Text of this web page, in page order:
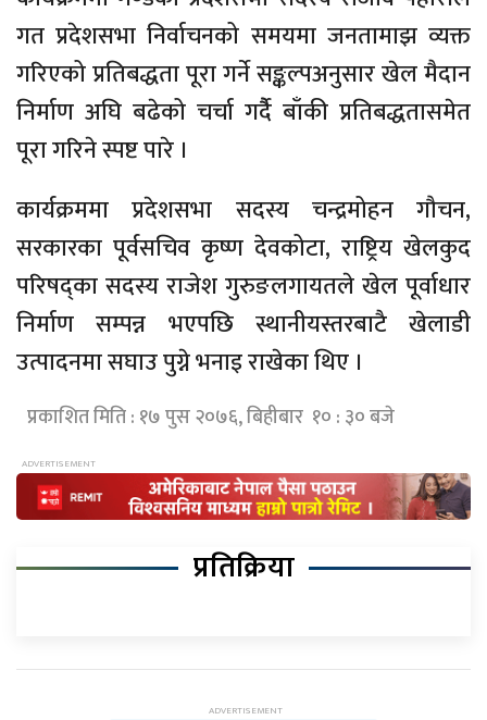
गत प्रदेशसभा निर्वाचनको समयमा जनतामाझ व्यक्त
गरिएको प्रतिबद्धता पूरा गर्ने सङ्कल्पअनुसार खेल मैदान
निर्माण अघि बढेको चर्चा गर्दैै बाँकी प्रतिबद्धतासमेत
पूरा गरिने स्पष्ट पारे ।
कार्यक्रममा प्रदेशसभा सदस्य चन्द्रमोहन गौचन,
सरकारका पूर्वसचिव कृष्ण देवकोटा, राष्ट्रिय खेलकुद
परिषद्का सदस्य राजेश गुरुङलगायतले खेल पूर्वाधार
निर्माण सम्पन्न भएपछि स्थानीयस्तरबाटै खेलाडी
उत्पादनमा सघाउ पुग्ने भनाइ राखेका थिए ।
प्रकाशित मिति : १७ पुस २०७६, बिहीबार १० : ३० बजे
प्रतिक्रिया